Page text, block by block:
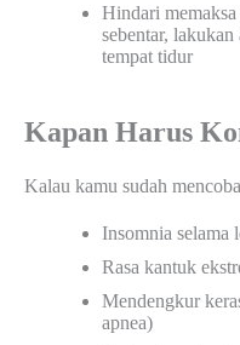
Hindari
sebentar,
tempat tidur
Kapan Harus
Kalau kamu sudah
Insomnia selama
Rasa kantuk
Mendengkur
apnea)